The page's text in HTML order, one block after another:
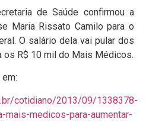
de Saúde confirmou a
Maria Rissato Camilo para o
O salário dela vai pular dos
os R$ 10 mil do Mais Médicos.
cotidiano/2013/09/1338378-
mais-medicos-para-aumentar-